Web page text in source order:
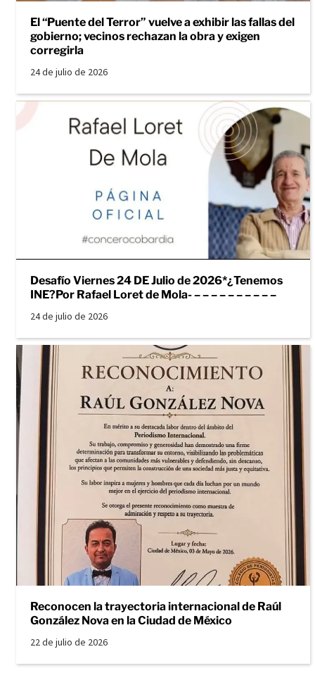
El “Puente del Terror” vuelve a exhibir las fallas del
gobierno; vecinos rechazan la obra y exigen
corregirla
24 de julio de 2026
Desafío Viernes 24 DE Julio de 2026*¿Tenemos
INE?Por Rafael Loret de Mola- – – – – – – – – – –
24 de julio de 2026
Reconocen la trayectoria internacional de Raúl
González Nova en la Ciudad de México
22 de julio de 2026